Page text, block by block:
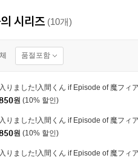
시리즈 (10개)
품절포함
りました!入間くん if Episode of 魔フィ
원 (10% 할인)
りました!入間くん if Episode of 魔フィ
원 (10% 할인)
りました!入間くん if Episode of 魔フィ